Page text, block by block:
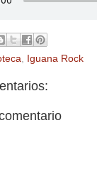
, Iguana Rock